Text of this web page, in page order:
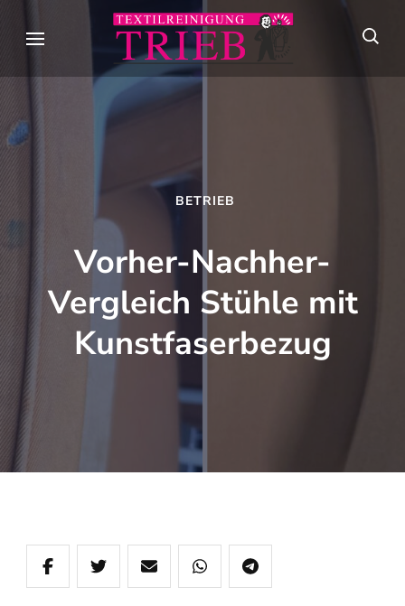
Enter)
Trieb
Textilpflege seit
BETRIEB
Vorher-Nachher-
Vergleich Stühle mit
Kunstfaserbezug